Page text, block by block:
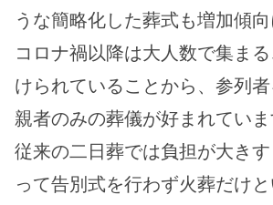
うな簡略化した葬式も増加傾
コロナ禍以降は大人数で集ま
けられていることから、参列
親者のみの葬儀が好まれていま
従来の二日葬では負担が大き
って告別式を行わず火葬だけ